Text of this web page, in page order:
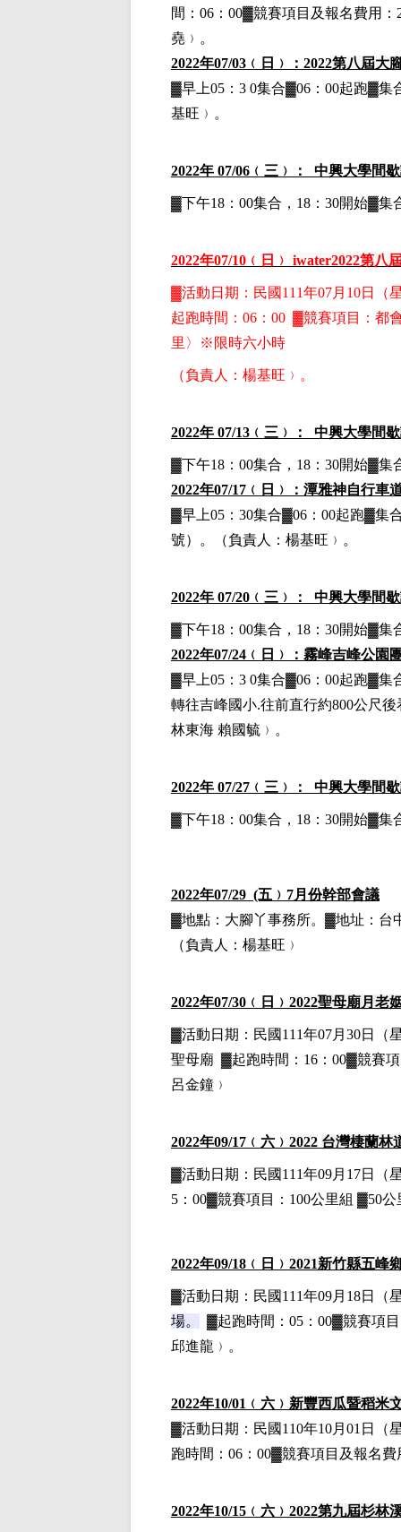
間：06：00▓競賽項目 及報名費用
堯﹚。
2022年07/03﹙日﹚：2022第八屆大
▓早上05：3 0集合▓06：00起跑▓集
基旺﹚。
2022年 07/06﹙三﹚： 中興大學間
▓下午18：00集合，18：30開始▓集
2022年07/10 ﹙日﹚ iwater2022第八
▓活動日期： 民國111年07月10日
（
起跑時間：06：00 ▓競賽項目： 都
里〉※限時六小時
（負責人：楊基旺﹚。
2022年 07/13﹙三﹚： 中興大學間
▓下午18：00集合，18：30開始▓集
2022年07/17﹙日﹚：潭雅神自行車
▓早上05：30集合▓06：00起跑▓集
號）。
（負責人：楊基旺﹚。
2022年 07/20﹙三﹚： 中興大學間
▓下午18：00集合，18：30開始▓集
2022年07/24﹙日﹚：霧峰吉峰公園
▓早上05：3 0集合▓06：00起跑▓集
轉往吉峰國小.往前直行約800公尺
林東海 賴國毓﹚。
2022年 07/27﹙三﹚： 中興大學間
▓下午18：00集合，18：30開始▓集
2022年07/29 (五﹚7月份幹部會議
▓地點：大腳丫事務所。▓地址：台
（負責人：楊基旺﹚
2022年07/30 ﹙日﹚ 2022聖母廟月老
▓活動日期： 民國111年07月30日
（
聖母廟 ▓起跑時間：16：00▓競賽
呂金鐘﹚
2022年09/17 ﹙六﹚ 2022 台灣棲蘭林
▓活動日期： 民國111年09月17日
（
5：00▓競賽項目：100公里組 ▓50
2022年09/18 ﹙日﹚ 2021新竹縣五峰
▓活動日期： 民國111年09月18日
（
場。
▓起跑時間：05：00▓競賽項
邱進龍﹚。
2022年10/01 ﹙六﹚ 新豐西瓜暨稻米
▓活動日期： 民國110年10月01日
（
跑時間：06：00▓競賽項目 及報名費
2022年10/15 ﹙六﹚ 2022第九屆杉林